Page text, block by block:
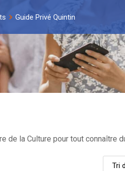
Guide Privé Quintin
de la Culture pour tout connaître